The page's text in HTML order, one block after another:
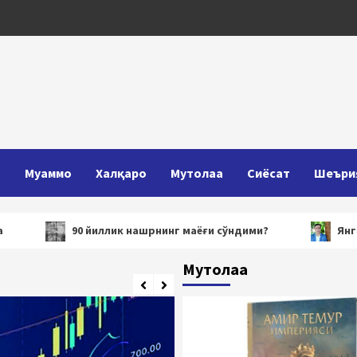
Муаммо Халқаро Мутолаа Сиёсат
90 йиллик нашрнинг маёғи сўндими? Янги
Мутолаа